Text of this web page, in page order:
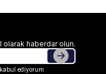
olarak haberdar olun.
ediyorum.